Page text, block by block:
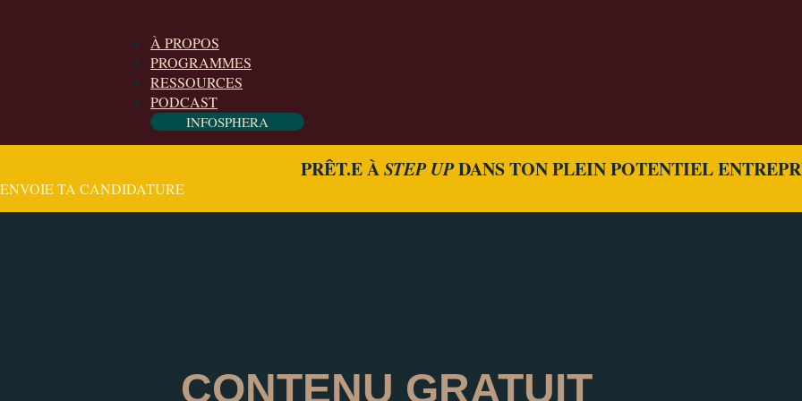
À PROPOS
PROGRAMMES
RESSOURCES
PODCAST
INFOSPHERA
PRÊT.E ÀSTEP UPDANS TON PLEIN POTENTIEL
ENVOIE TA CANDIDATURE
CONTENU GRATUIT